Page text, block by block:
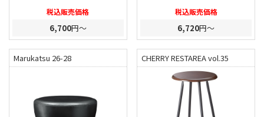
税込販売価格
6,700円～
税込販売価格
6,720円～
Marukatsu 26-28 CHERRY RESTAREA vol.35